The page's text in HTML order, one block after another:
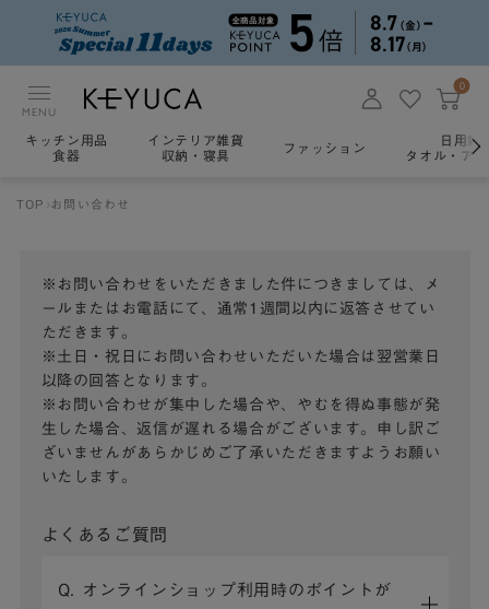
MENU
0
キッチン用品
食器
インテリア雑貨
収納・寝具
ファッション
日用雑
タオル・ア
TOP お問い合わせ
※お問い合わせをいただきました件につきましては、メ
ールまたはお電話にて、通常1週間以内に返答させてい
ただきます。
※土日・祝日にお問い合わせいただいた場合は翌営業日
以降の回答となります。
※お問い合わせが集中した場合や、やむを得ぬ事態が発
生した場合、返信が遅れる場合がございます。申し訳ご
ざいませんがあらかじめご了承いただきますようお願い
いたします。
よくあるご質問
Q. オンラインショップ利用時のポイントが